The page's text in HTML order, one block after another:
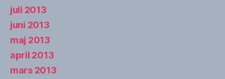
juli 2013
juni 2013
maj 2013
april 2013
mars 2013